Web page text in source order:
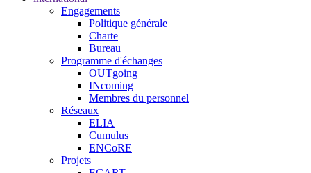
Engagements
Politique générale
Charte
Bureau
Programme d'échanges
OUTgoing
INcoming
Membres du personnel
Réseaux
ELIA
Cumulus
ENCoRE
Projets